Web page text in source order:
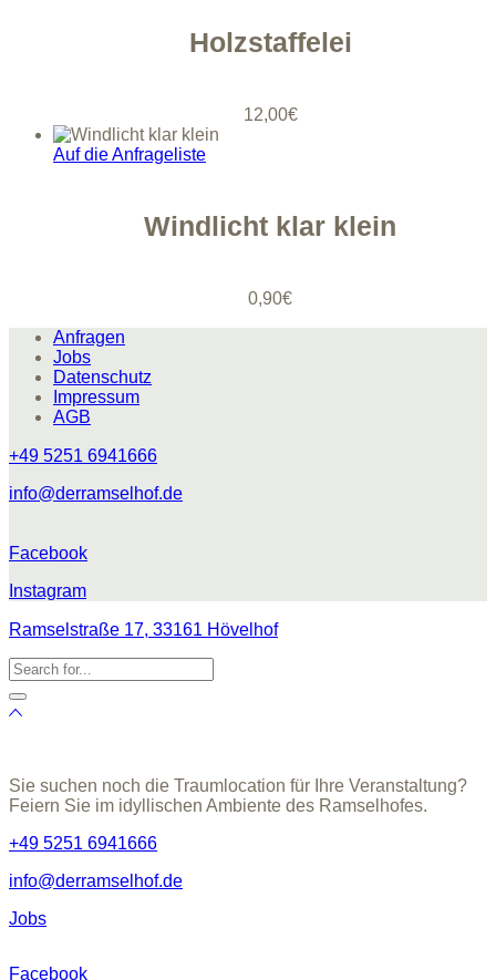
Holzstaffelei
12,00€
Auf die Anfrageliste
Windlicht klar klein
0,90€
Anfragen
Jobs
Datenschutz
Impressum
AGB
+49 5251 6941666
info@derramselhof.de
Facebook
Instagram
Ramselstraße 17, 33161 Hövelhof
Sie suchen noch die Traumlocation für Ihre Veranstaltung?
Feiern Sie im idyllischen Ambiente des Ramselhofes.
+49 5251 6941666
info@derramselhof.de
Jobs
Facebook